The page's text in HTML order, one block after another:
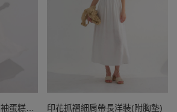
蛋糕長 印花抓褶細肩帶長洋裝(附胸墊)